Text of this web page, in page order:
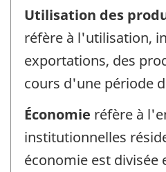
Utilisation des
réfère à l'utilisation,
exportations, des
cours d'une période
Économie réfère à
institutionnelles
économie est divisée